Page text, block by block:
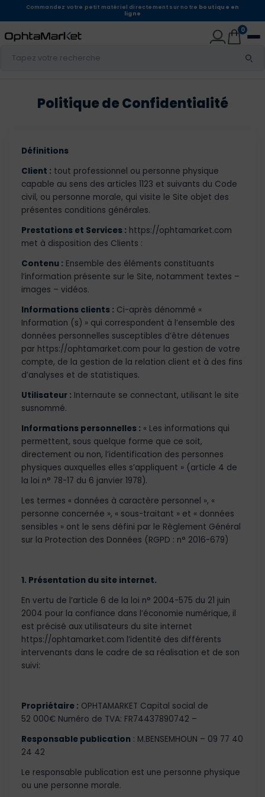
Commandez votre petit matériel directement sur notre boutique en
ligne
0
Politique de Confidentialité
Définitions
Client : tout professionnel ou personne physique
capable au sens des articles 1123 et suivants du Code
civil, ou personne morale, qui visite le Site objet des
présentes conditions générales.
Prestations et Services : https://ophtamarket.com
met à disposition des Clients :
Contenu : Ensemble des éléments constituants
l’information présente sur le Site, notamment textes –
images – vidéos.
Informations clients : Ci-après dénommé «
Information (s) » qui correspondent à l’ensemble des
données personnelles susceptibles d’être détenues
par https://ophtamarket.com pour la gestion de votre
compte, de la gestion de la relation client et à des fins
d’analyses et de statistiques.
Utilisateur : Internaute se connectant, utilisant le site
susnommé.
Informations personnelles : « Les informations qui
permettent, sous quelque forme que ce soit,
directement ou non, l’identification des personnes
physiques auxquelles elles s’appliquent » (article 4 de
la loi n° 78-17 du 6 janvier 1978).
Les termes « données à caractère personnel », «
personne concernée », « sous-traitant » et « données
sensibles » ont le sens défini par le Règlement Général
sur la Protection des Données (RGPD : n° 2016-679)
1. Présentation du site internet.
En vertu de l’article 6 de la loi n° 2004-575 du 21 juin
2004 pour la confiance dans l’économie numérique, il
est précisé aux utilisateurs du site internet
https://ophtamarket.com l’identité des différents
intervenants dans le cadre de sa réalisation et de son
suivi:
Propriétaire : OPHTAMARKET Capital social de
52 000€ Numéro de TVA: FR74437890742 –
Responsable publication : M.BENSEMHOUN – 09 77 40
24 42
Le responsable publication est une personne physique
ou une personne morale.